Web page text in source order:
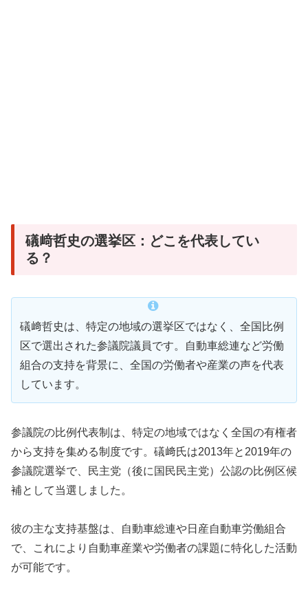
礒﨑哲史の選挙区：どこを代表してい
る？
礒﨑哲史は、特定の地域の選挙区ではなく、全国比例
区で選出された参議院議員です。自動車総連など労働
組合の支持を背景に、全国の労働者や産業の声を代表
しています。
参議院の比例代表制は、特定の地域ではなく全国の有権者
から支持を集める制度です。礒﨑氏は2013年と2019年の
参議院選挙で、民主党（後に国民民主党）公認の比例区候
補として当選しました。
彼の主な支持基盤は、自動車総連や日産自動車労働組合
で、これにより自動車産業や労働者の課題に特化した活動
が可能です。